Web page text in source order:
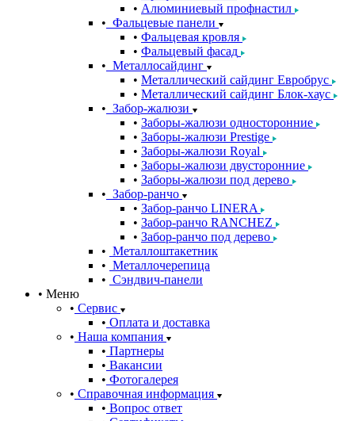
Алюминиевый профнастил
Фальцевые панели
Фальцевая кровля
Фальцевый фасад
Металлосайдинг
Металлический сайдинг Евробрус
Металлический сайдинг Блок-хаус
Забор-жалюзи
Заборы-жалюзи односторонние
Заборы-жалюзи Prestige
Заборы-жалюзи Royal
Заборы-жалюзи двусторонние
Заборы-жалюзи под дерево
Забор-ранчо
Забор-ранчо LINERA
Забор-ранчо RANCHEZ
Забор-ранчо под дерево
Металлоштакетник
Металлочерепица
Сэндвич-панели
Меню
Сервис
Оплата и доставка
Наша компания
Партнеры
Вакансии
Фотогалерея
Справочная информация
Вопрос ответ